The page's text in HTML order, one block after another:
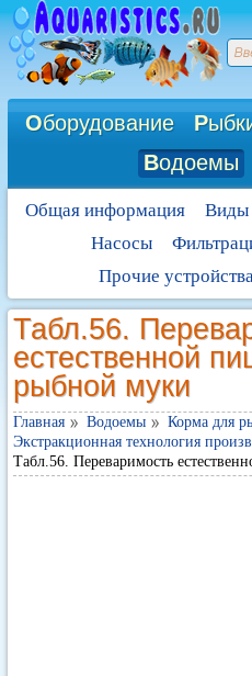
Оборудование Р
Водоемы
Общая информация Виды
Насосы
Прочие
Табл.56.
естественной
рыбной муки
Главная Водоемы
Корма для
Экстракционная технология
Табл.56. Переваримость